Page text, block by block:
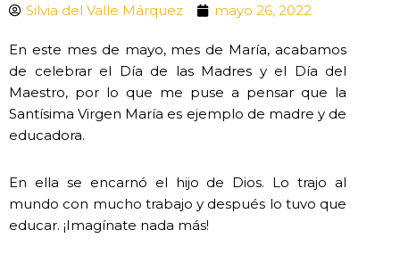
Silvia del Valle Márquez mayo 26, 2022
En este mes de mayo, mes de María, acabamos
de celebrar el Día de las Madres y el Día del
Maestro, por lo que me puse a pensar que la
Santísima Virgen María es ejemplo de madre y de
educadora.
En ella se encarnó el hijo de Dios. Lo trajo al
mundo con mucho trabajo y después lo tuvo que
educar. ¡Imagínate nada más!